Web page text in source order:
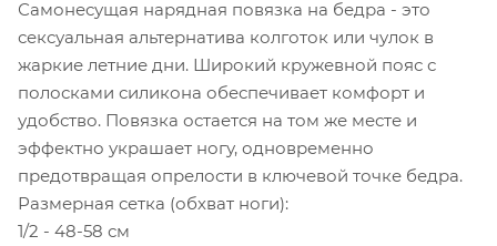
Самонесущая нарядная повязка на бедра - это
сексуальная альтернатива колготок или чулок в
жаркие летние дни. Широкий кружевной пояс с
полосками силикона обеспечивает комфорт и
удобство. Повязка остается на том же месте и
эффектно украшает ногу, одновременно
предотвращая опрелости в ключевой точке бедра.
Размерная сетка (обхват ноги):
1/2 - 48-58 см